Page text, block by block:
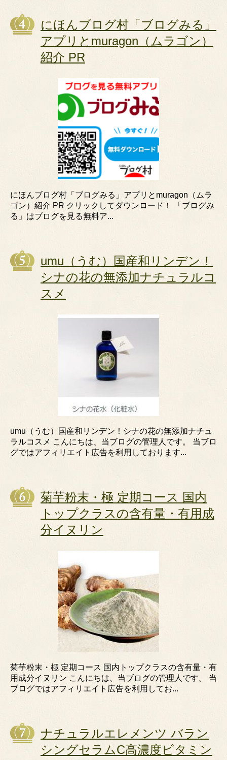
にほんブログ村「ブログみる」
アプリとmuragon（ムラゴン）
紹介 PR
にほんブログ村「ブログみる」アプリとmuragon（ムラ
ゴン）紹介 PR クリックしてダウンロード！ 「ブログみ
る」はブログを見る無料ア...
umu（うむ）国産和リンデン！
シナの花の無添加ナチュラルコ
スメ
umu（うむ）国産和リンデン！シナの花の無添加ナチュ
ラルコスメ こんにちは、当ブログの管理人です。 当ブロ
グではアフィリエイト広告を利用しております...
菊芋粉末・極 定期コース 国内
トップクラスの含有量・有用成
分イヌリン
菊芋粉末・極 定期コース 国内トップクラスの含有量・有
用成分イヌリン こんにちは、当ブログの管理人です。 当
ブログではアフィリエイト広告を利用してお...
ナチュラルエレメンツ バラン
シングセラムC高濃度ビタミン